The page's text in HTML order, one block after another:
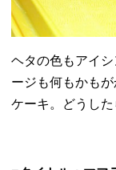
ヘタの色もアイ
ージも何もかも
ケーキ。どうした